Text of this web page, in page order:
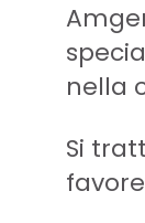
nella
Si